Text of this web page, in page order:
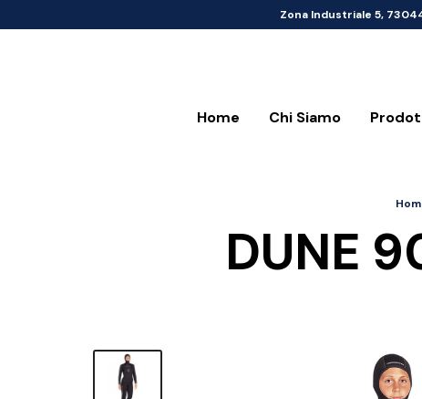
Zona Industriale 5,
Home Chi Siamo
DUNE